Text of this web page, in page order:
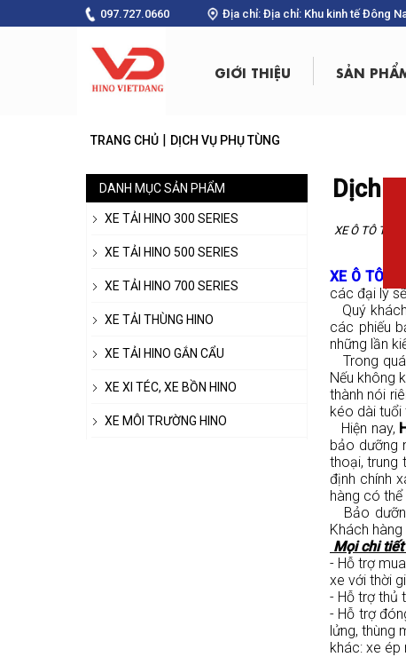
097.727.0660 Địa chỉ: Địa chỉ: Khu kinh tế Đông
GIỚI THIỆU SẢN
TRANG CHỦ | DỊCH VỤ PHỤ TÙNG
Dịch
XE Ô TÔ TẢI
XE Ô TÔ
các đại lý
Quý
các phiếu
những lần
Trong
Nếu không
thành nói
kéo dài tuổi
Hiện nay,
bảo dưỡng
thoại, trung
định chính
hàng có
Bảo
Khách
Mọi chi tiết
- Hỗ trợ
xe với thời
- Hỗ trợ thủ
- Hỗ trợ
lửng, thùng
khác: xe ép
DANH MỤC SẢN PHẨM
XE TẢI HINO 300 SERIES
XE TẢI HINO 500 SERIES
XE TẢI HINO 700 SERIES
XE TẢI THÙNG HINO
XE TẢI HINO GẮN CẨU
XE XI TÉC, XE BỒN HINO
XE MÔI TRƯỜNG HINO